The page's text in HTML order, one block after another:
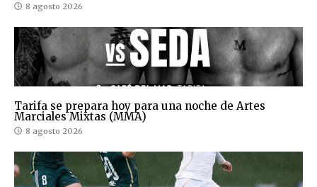
8 agosto 2026
Tarifa se prepara hoy para una noche de Artes
Marciales Mixtas (MMA)
8 agosto 2026